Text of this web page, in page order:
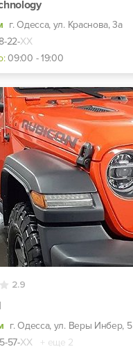
г. Одесса, ул. Краснова, 3а
22-ХХ
09:00 - 19:00
2.9
г. Одесса, ул. Веры Инбер, 5
57-ХХ
+ еще 2